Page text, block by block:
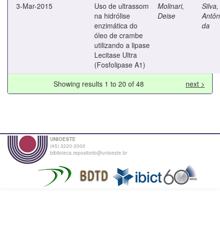
3-Mar-2015
Uso de ultrassom
na hidrólise
enzimática do
óleo de crambe
utilizando a lipase
Lecitase Ultra
(Fosfolipase A1)
Molinari,
Deise
da
Showing results 1 to 20 of 48 next >
UNIOESTE
(45) 3220-3000
biblioteca.repositorio@unioeste.br